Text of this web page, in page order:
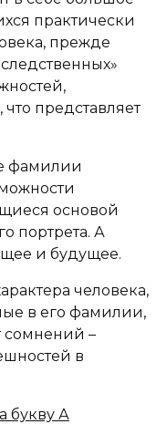
практически
прежде
представляет
фамилии
основой
портрета. А
и будущее.
человека,
в его фамилии,
сомнений –
в
букву А